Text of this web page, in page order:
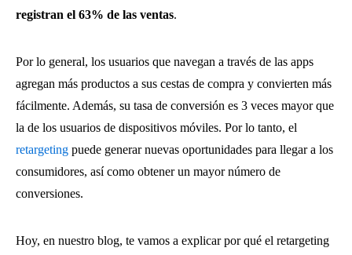
registran el 63% de las ventas.
Por lo general, los usuarios que navegan a través de las apps
agregan más productos a sus cestas de compra y convierten más
fácilmente. Además, su tasa de conversión es 3 veces mayor que
la de los usuarios de dispositivos móviles. Por lo tanto, el
retargeting puede generar nuevas oportunidades para llegar a los
consumidores, así como obtener un mayor número de
conversiones.
Hoy, en nuestro blog, te vamos a explicar por qué el retargeting